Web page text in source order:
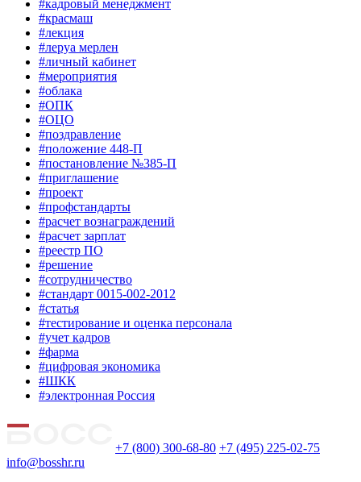
#кадровый менеджмент
#красмаш
#лекция
#леруа мерлен
#личный кабинет
#мероприятия
#облака
#ОПК
#ОЦО
#поздравление
#положение 448-П
#постановление №385-П
#приглашение
#проект
#профстандарты
#расчет вознаграждений
#расчет зарплат
#реестр ПО
#решение
#сотрудничество
#стандарт 0015-002-2012
#статья
#тестирование и оценка персонала
#учет кадров
#фарма
#цифровая экономика
#ШКК
#электронная Россия
+7 (800) 300-68-80 +7 (495) 225-02-75
info@bosshr.ru